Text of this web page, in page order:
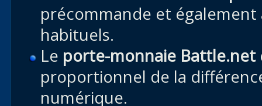
précommande et
habituels.
Le porte-monnaie Battle.net
proportionnel de la
numérique.